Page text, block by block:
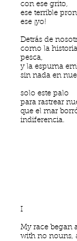
con ese grito,
ese terrible
ese ¡yo!
Detrás de
como la
pesca,
y la espuma
sin nada en
solo este palo
para rastrear
que el mar
indiferencia.
I
My race began
with no nouns,